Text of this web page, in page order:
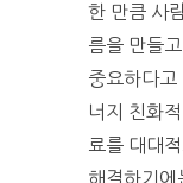
한 만큼 사
름을 만들
중요하다고
너지 친화
료를 대대
해결하기에